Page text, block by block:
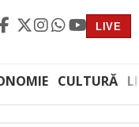
LIVE
CULTURĂ